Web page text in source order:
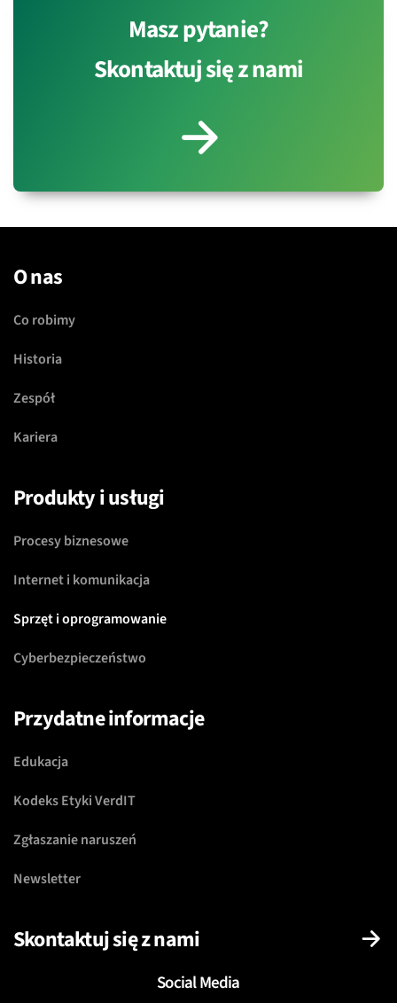
Masz pytanie?
Skontaktuj się z nami
O nas
Co robimy
Historia
Zespół
Kariera
Produkty i usługi
Procesy biznesowe
Internet i komunikacja
Sprzęt i oprogramowanie
Cyberbezpieczeństwo
Przydatne informacje
Edukacja
Kodeks Etyki VerdIT
Zgłaszanie naruszeń
Newsletter
Skontaktuj się z nami
Social Media